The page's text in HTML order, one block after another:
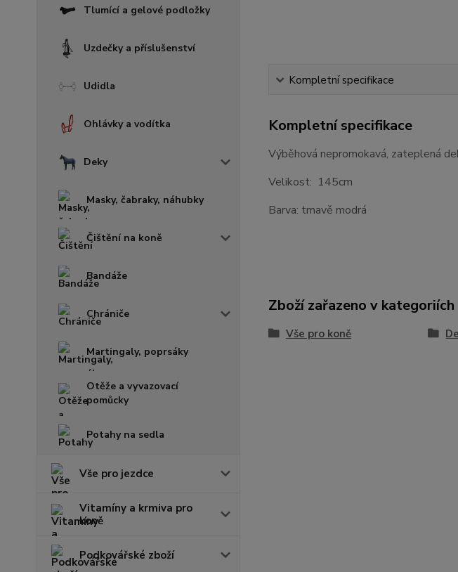
Tlumící a gelové podložky
Uzdečky a příslušenství
Udidla
Ohlávky a vodítka
Deky
Masky, čabraky, náhubky
Čištění na koně
Bandáže
Chrániče
Martingaly, poprsáky
Otěže a vyvazovací
pomůcky
Potahy na sedla
Vše pro jezdce
Vitamíny a krmiva pro
koně
Podkovářské zboží
Kompletní specifikace
Kompletní specifikace
Výběhová nepromokavá, zateplená
Velikost: 145cm
Barva: tmavě modrá
Zboží zařazeno v kategoriích
Vše pro koně